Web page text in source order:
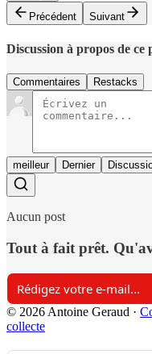
Précédent
Suivant
Discussion à propos de ce
Commentaires Restacks
meilleur Dernier
Aucun post
Tout à fait prêt.
© 2026 Antoine Geraud ·
collecte